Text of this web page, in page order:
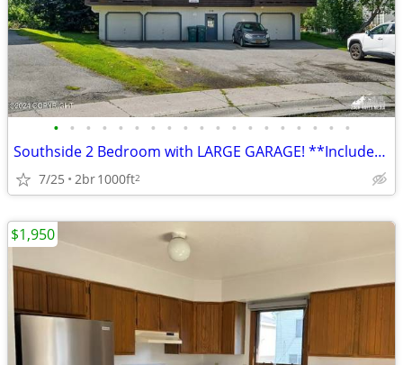
• • • • • • • • • • • • • • • • • • •
Southside 2 Bedroom with LARGE GARAGE! **Includes Heat**
7/25 2br1000ft2
$1,950